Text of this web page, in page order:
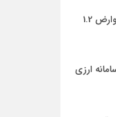
معافیت 199 کالای اساسی کشاورزی و دارو از پرداخت عوارض 1.2
ارزی